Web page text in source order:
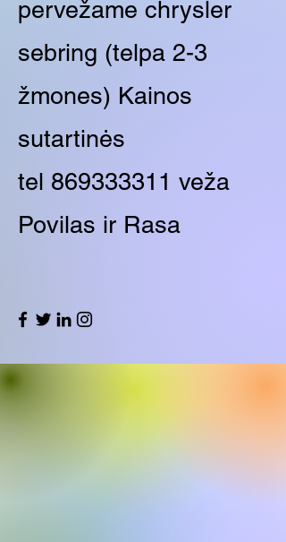
pervežame chrysler
sebring (telpa 2-3
žmones) Kainos
sutartinės
tel 869333311 veža
Povilas ir Rasa